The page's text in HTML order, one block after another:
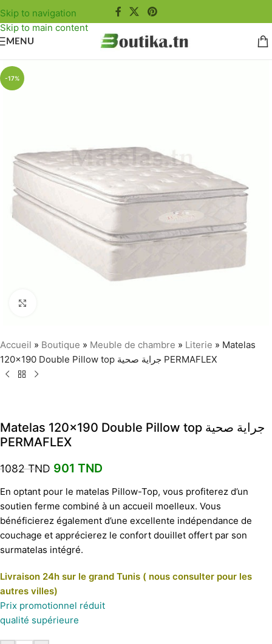
Skip to navigation
Skip to main content
MENU
-17%
Accueil » Boutique » Meuble de chambre » Literie » Matelas
120×190 Double Pillow top جراية صحية PERMAFLEX
Matelas 120×190 Double Pillow top جراية صحية
PERMAFLEX
1082TND 901 TND
En optant pour le matelas Pillow-Top, vous profiterez d’un
soutien ferme combiné à un accueil moelleux. Vous
bénéficierez également d’une excellente indépendance de
couchage et apprécierez le confort douillet offert par son
surmatelas intégré.
Livraison 24h sur le grand Tunis ( nous consulter pour les
autres villes)
Prix promotionnel réduit
qualité supérieure